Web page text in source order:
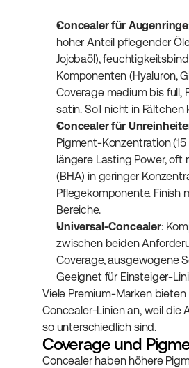
Concealer für Augenringe
hoher Anteil pflegender
Jojobaöl),
Komponenten (Hyaluron,
Coverage medium bis full,
satin. Soll nicht in Fältchen
Concealer für
Pigment-Konzentration (15
längere Lasting Power, oft
(BHA) in geringer
Pflegekomponente. Finish
Bereiche.
Universal-Concealer:
zwischen beiden
Coverage, ausgewogene
Geeignet für Einsteiger-
Viele Premium-Marken
Concealer-Linien an, weil die
so unterschiedlich sind.
Coverage und
Concealer haben höhere